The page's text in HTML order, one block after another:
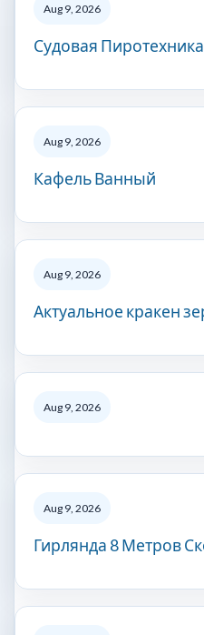
Aug 9, 2026
Судовая Пиротехника
Aug 9, 2026
Кафель Ванный
Aug 9, 2026
Актуальное кракен
Aug 9, 2026
Aug 9, 2026
Гирлянда 8 Метров